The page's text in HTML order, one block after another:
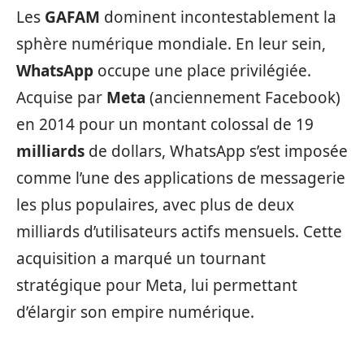
Les GAFAM dominent incontestablement la
sphère numérique mondiale. En leur sein,
WhatsApp occupe une place privilégiée.
Acquise par Meta (anciennement Facebook)
en 2014 pour un montant colossal de 19
milliards de dollars, WhatsApp s’est imposée
comme l’une des applications de messagerie
les plus populaires, avec plus de deux
milliards d’utilisateurs actifs mensuels. Cette
acquisition a marqué un tournant
stratégique pour Meta, lui permettant
d’élargir son empire numérique.